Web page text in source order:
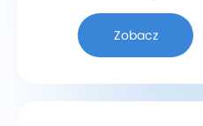
Zobacz